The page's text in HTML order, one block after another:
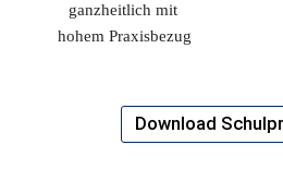
ganzheitlich mit
hohem Praxisbezug
Download